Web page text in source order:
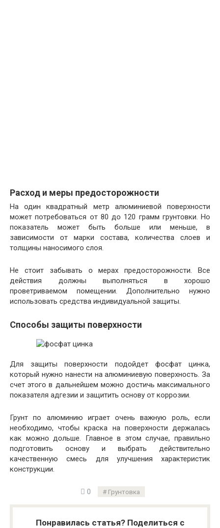
Расход и меры предосторожности
На один квадратный метр алюминиевой поверхности
может потребоваться от 80 до 120 грамм грунтовки. Но
показатель может быть больше или меньше, в
зависимости от марки состава, количества слоев и
толщины наносимого слоя.
Не стоит забывать о мерах предосторожности. Все
действия должны выполняться в хорошо
проветриваемом помещении. Дополнительно нужно
использовать средства индивидуальной защиты.
Способы защиты поверхности
Для защиты поверхности подойдет фосфат цинка,
который нужно нанести на алюминиевую поверхность. За
счет этого в дальнейшем можно достичь максимального
показателя адгезии и защитить основу от коррозии.
Грунт по алюминию играет очень важную роль, если
необходимо, чтобы краска на поверхности держалась
как можно дольше. Главное в этом случае, правильно
подготовить основу и выбрать действительно
качественную смесь для улучшения характеристик
конструкции.
0 Грунтовка
Понравилась статья? Поделиться с